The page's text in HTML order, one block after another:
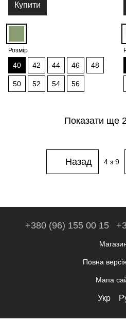
Купити
Розмір
40 42 44 46 48
50 52 54 56
Показати ще
Назад 4з 9
+380 (96) 155 00 15
Повна
Мапа
Укр